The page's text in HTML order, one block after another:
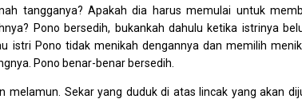
tangganya? Apakah dia harus memulai untuk
Pono bersedih, bukankah dahulu ketika istrinya
istri Pono tidak menikah dengannya dan memilih
Pono benar-benar bersedih.
melamun. Sekar yang duduk di atas lincak yang akan